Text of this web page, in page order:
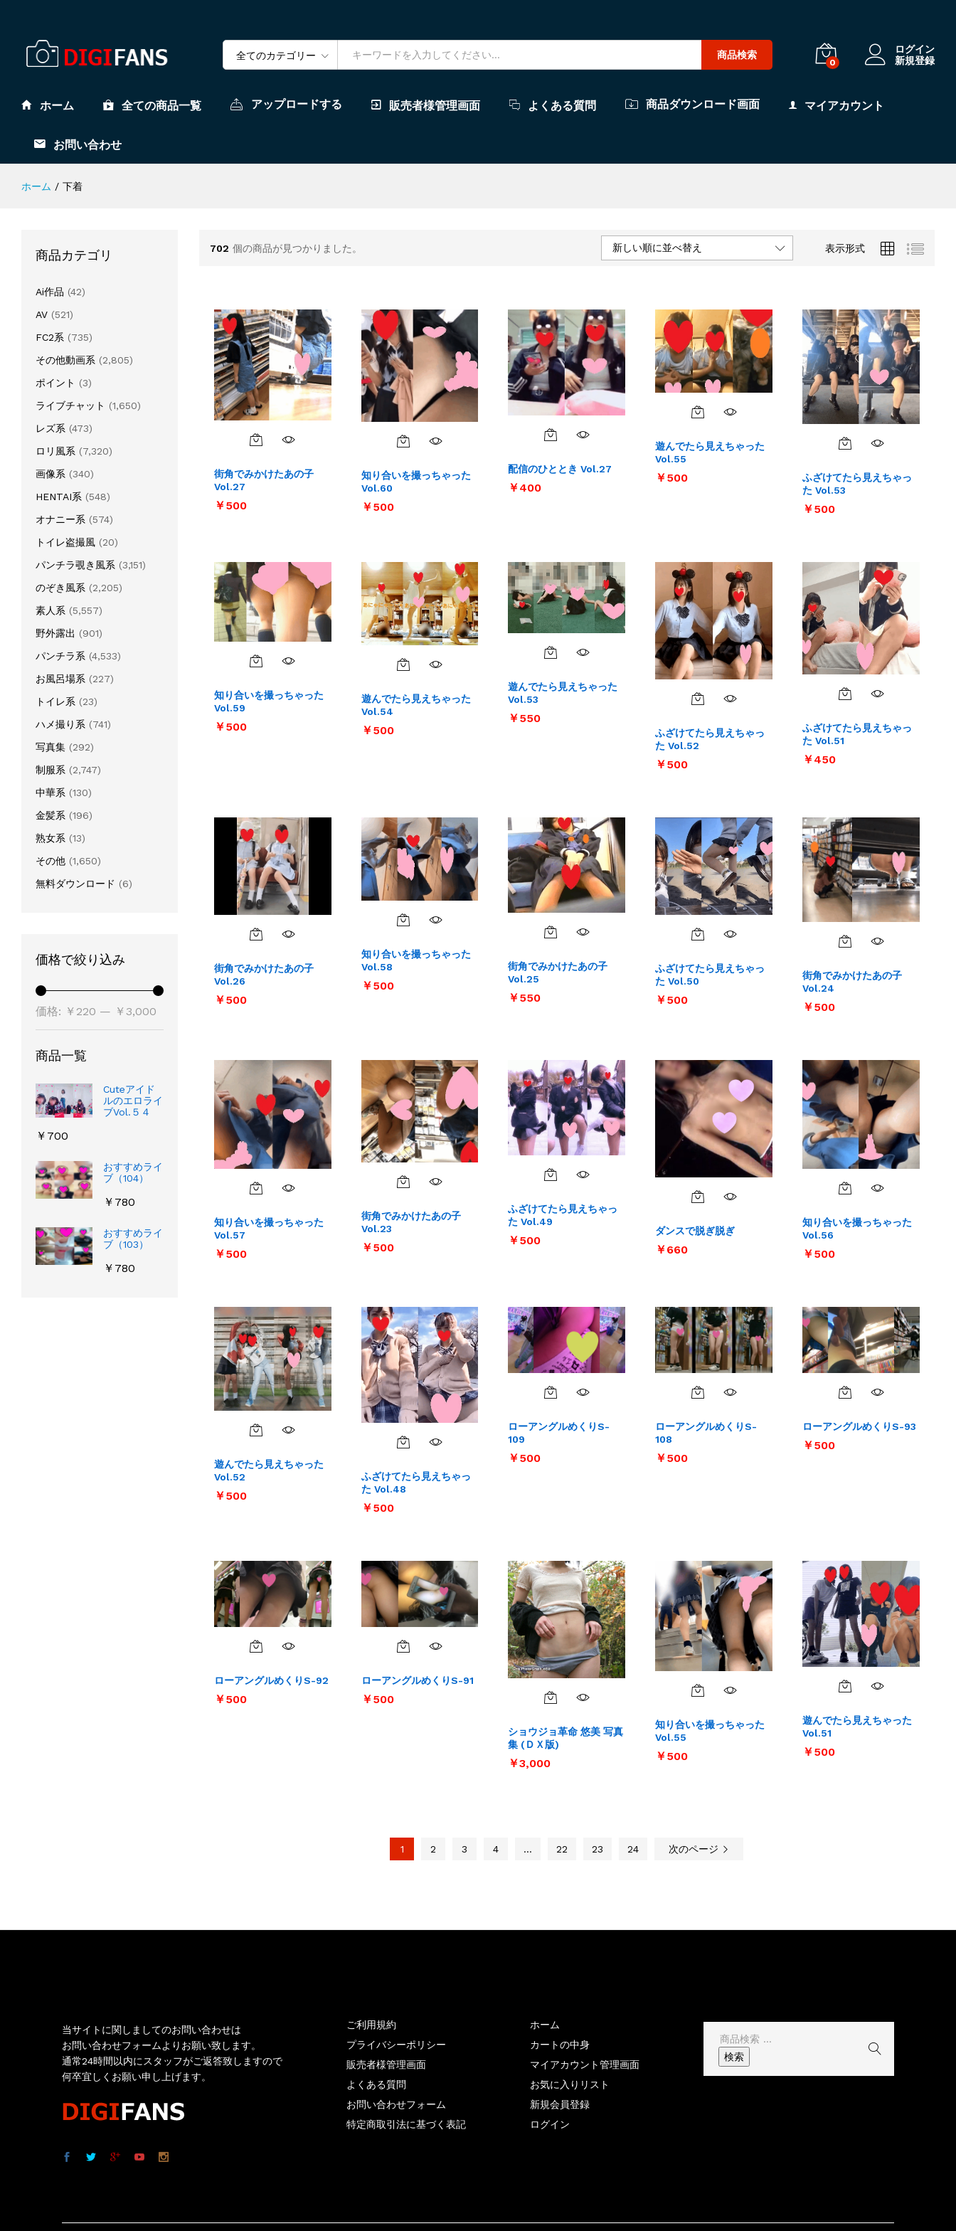
全てのカテゴリー 商品検索
0
ログイン
新規登録
ホーム 全ての商品一覧 アップロードする 販売者様管理画面 よくある質問 商品ダウンロード画面 マイアカウント
お問い合わせ
ホーム / 下着
702 個の商品が見つかりました。 表示形式
新しい順に並べ替え
街角でみかけたあの子
Vol.27
￥500
￥500
知り合いを撮っちゃった
Vol.60
￥500
￥500
配信のひととき Vol.27
￥400
￥400
遊んでたら見えちゃった
Vol.55
￥500
￥500
ふざけてたら見えちゃっ
た Vol.53
￥500
￥500
知り合いを撮っちゃった
Vol.59
￥500
￥500
遊んでたら見えちゃった
Vol.54
￥500
￥500
遊んでたら見えちゃった
Vol.53
￥550
￥550
ふざけてたら見えちゃっ
た Vol.52
￥500
￥500
ふざけてたら見えちゃっ
た Vol.51
￥450
￥450
街角でみかけたあの子
Vol.26
￥500
￥500
知り合いを撮っちゃった
Vol.58
￥500
￥500
街角でみかけたあの子
Vol.25
￥550
￥550
ふざけてたら見えちゃっ
た Vol.50
￥500
￥500
街角でみかけたあの子
Vol.24
￥500
￥500
知り合いを撮っちゃった
Vol.57
￥500
￥500
街角でみかけたあの子
Vol.23
￥500
￥500
ふざけてたら見えちゃっ
た Vol.49
￥500
￥500
ダンスで脱ぎ脱ぎ
￥660
￥660
知り合いを撮っちゃった
Vol.56
￥500
￥500
遊んでたら見えちゃった
Vol.52
￥500
￥500
ふざけてたら見えちゃっ
た Vol.48
￥500
￥500
ローアングルめくりS-
109
￥500
￥500
ローアングルめくりS-
108
￥500
￥500
ローアングルめくりS-93
￥500
￥500
ローアングルめくりS-92
￥500
￥500
ローアングルめくりS-91
￥500
￥500
ショウジョ革命 悠美 写真
集 (ＤＸ版)
￥3,000
￥3,000
知り合いを撮っちゃった
Vol.55
￥500
￥500
遊んでたら見えちゃった
Vol.51
￥500
￥500
1 2 3 4 … 22 23 24 次のページ
商品カテゴリ
Ai作品 (42)
AV (521)
FC2系 (735)
その他動画系 (2,805)
ポイント (3)
ライブチャット (1,650)
レズ系 (473)
ロリ風系 (7,320)
画像系 (340)
HENTAI系 (548)
オナニー系 (574)
トイレ盗撮風 (20)
パンチラ覗き風系 (3,151)
のぞき風系 (2,205)
素人系 (5,557)
野外露出 (901)
パンチラ系 (4,533)
お風呂場系 (227)
トイレ系 (23)
ハメ撮り系 (741)
写真集 (292)
制服系 (2,747)
中華系 (130)
金髪系 (196)
熟女系 (13)
その他 (1,650)
無料ダウンロード (6)
価格で絞り込み
低
高
価格: ￥220 — ￥3,000
商品一覧
Cuteアイド
ルのエロライ
ブVol.５４
￥ 700
おすすめライ
ブ（104）
￥ 780
おすすめライ
ブ（103）
￥ 780
当サイトに関しましてのお問い合わせは
お問い合わせフォームよりお願い致します。
通常24時間以内にスタッフがご返答致しますので
何卒宜しくお願い申し上げます。
ご利用規約
プライバシーポリシー
販売者様管理画面
よくある質問
お問い合わせフォーム
特定商取引法に基づく表記
ホーム
カートの中身
マイアカウント管理画面
お気に入りリスト
新規会員登録
ログイン
検
索
結
検索